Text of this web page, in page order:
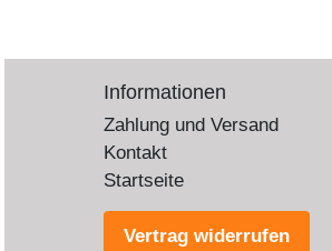
Informationen
Zahlung und Versand
Kontakt
Startseite
Vertrag widerrufen